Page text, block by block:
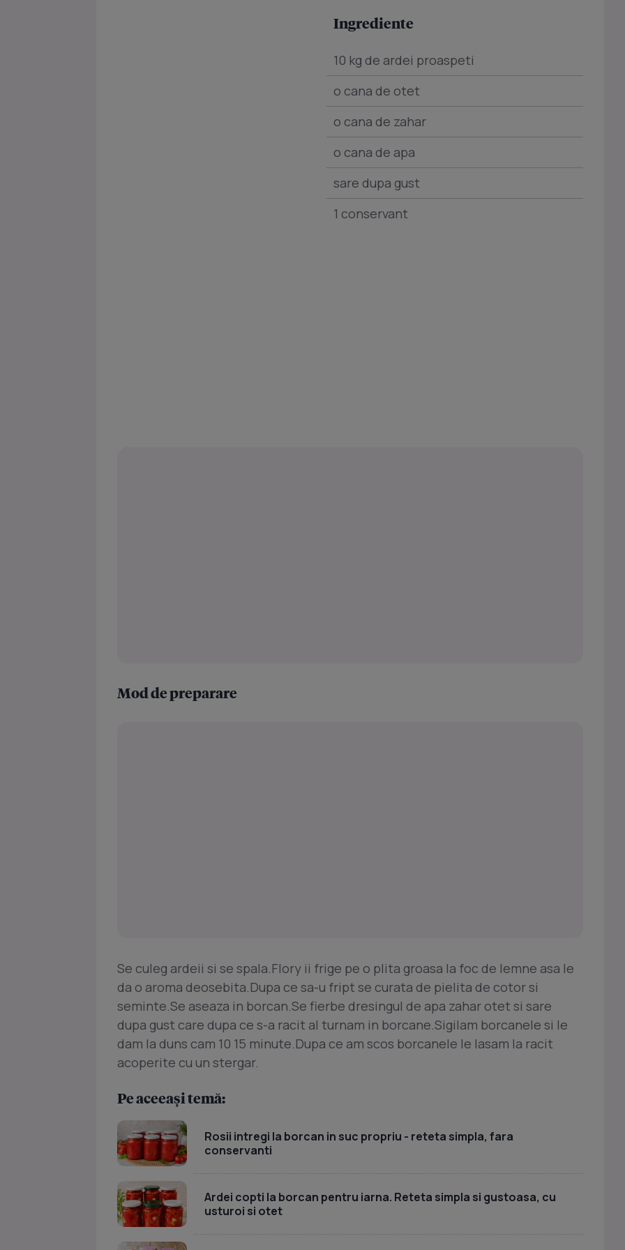
Ingrediente
10 kg de ardei proaspeti
o cana de otet
o cana de zahar
o cana de apa
sare dupa gust
1 conservant
Mod de preparare
Se culeg ardeii si se spala.Flory ii frige pe o plita groasa la foc de lemne asa le
da o aroma deosebita.Dupa ce sa-u fript se curata de pielita de cotor si
seminte.Se aseaza in borcan.Se fierbe dresingul de apa zahar otet si sare
dupa gust care dupa ce s-a racit al turnam in borcane.Sigilam borcanele si le
dam la duns cam 10 15 minute.Dupa ce am scos borcanele le lasam la racit
acoperite cu un stergar.
Pe aceeași temă:
Rosii intregi la borcan in suc propriu - reteta simpla, fara
conservanti
Ardei copti la borcan pentru iarna. Reteta simpla si gustoasa, cu
usturoi si otet